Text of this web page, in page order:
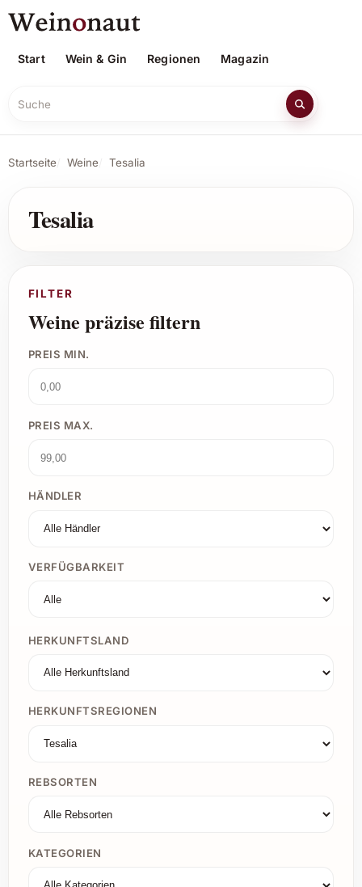
Start Wein & Gin Regionen Magazin
Suche
Startseite Weine Tesalia
Tesalia
FILTER
Weine präzise filtern
PREIS MIN.
PREIS MAX.
HÄNDLER
VERFÜGBARKEIT
HERKUNFTSLAND
HERKUNFTSREGIONEN
REBSORTEN
KATEGORIEN